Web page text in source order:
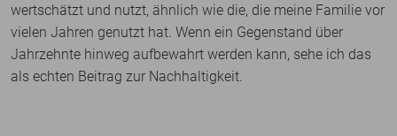
wertschätzt und nutzt, ähnlich wie die, die meine Familie vor
vielen Jahren genutzt hat. Wenn ein Gegenstand über
Jahrzehnte hinweg aufbewahrt werden kann, sehe ich das
als echten Beitrag zur Nachhaltigkeit.